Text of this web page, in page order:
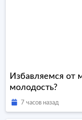
Избавляемся от
молодость?
7 часов назад